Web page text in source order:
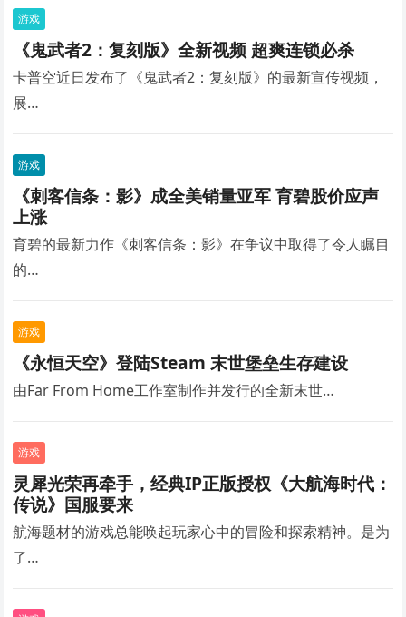
游戏
《鬼武者2：复刻版》全新视频 超爽连锁必杀
卡普空近日发布了《鬼武者2：复刻版》的最新宣传视频，
展…
游戏
《刺客信条：影》成全美销量亚军 育碧股价应声
上涨
育碧的最新力作《刺客信条：影》在争议中取得了令人瞩目
的…
游戏
《永恒天空》登陆Steam 末世堡垒生存建设
由Far From Home工作室制作并发行的全新末世…
游戏
灵犀光荣再牵手，经典IP正版授权《大航海时代：
传说》国服要来
航海题材的游戏总能唤起玩家心中的冒险和探索精神。是为
了…